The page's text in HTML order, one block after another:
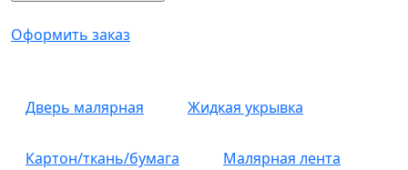
Оформить заказ
Дверь малярная Жидкая укрывка
Картон/ткань/бумага Малярная лента